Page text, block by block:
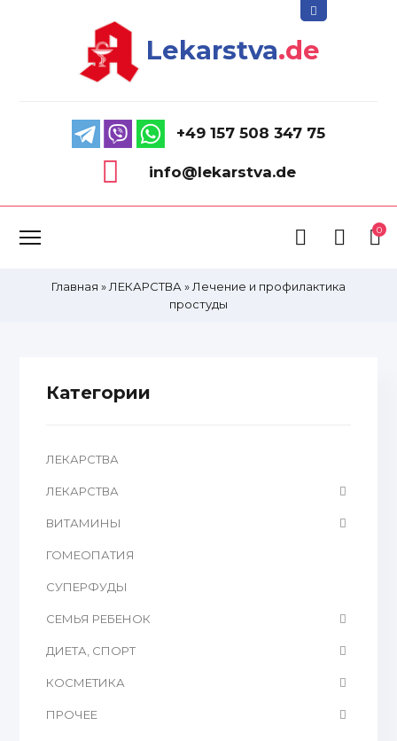
Lekarstva.de
+49 157 508 347 75
info@lekarstva.de
0
Главная » ЛЕКАРСТВА » Лечение и профилактика
простуды
Категории
ЛЕКАРСТВА
ЛЕКАРСТВА
ВИТАМИНЫ
ГОМЕОПАТИЯ
CУПЕРФУДЫ
СЕМЬЯ РЕБЕНОК
ДИЕТА, СПОРТ
КОСМЕТИКА
ПРОЧЕЕ